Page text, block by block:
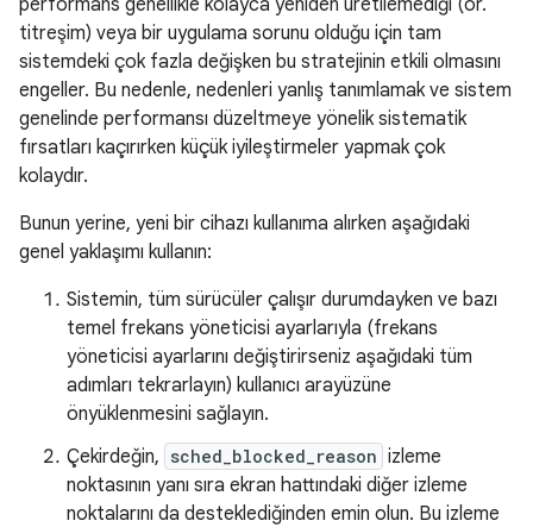
performans genellikle kolayca yeniden üretilemediği (ör.
titreşim) veya bir uygulama sorunu olduğu için tam
sistemdeki çok fazla değişken bu stratejinin etkili olmasını
engeller. Bu nedenle, nedenleri yanlış tanımlamak ve sistem
genelinde performansı düzeltmeye yönelik sistematik
fırsatları kaçırırken küçük iyileştirmeler yapmak çok
kolaydır.
Bunun yerine, yeni bir cihazı kullanıma alırken aşağıdaki
genel yaklaşımı kullanın:
Sistemin, tüm sürücüler çalışır durumdayken ve bazı
temel frekans yöneticisi ayarlarıyla (frekans
yöneticisi ayarlarını değiştirirseniz aşağıdaki tüm
adımları tekrarlayın) kullanıcı arayüzüne
önyüklenmesini sağlayın.
Çekirdeğin, sched_blocked_reason izleme
noktasının yanı sıra ekran hattındaki diğer izleme
noktalarını da desteklediğinden emin olun. Bu izleme